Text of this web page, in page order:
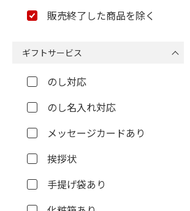
販売終了した商品を除く
ギフトサービス
のし対応
のし名入れ対応
メッセージカードあり
挨拶状
手提げ袋あり